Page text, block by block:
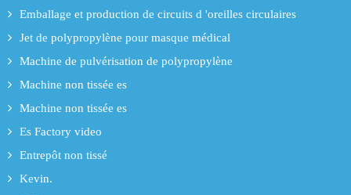
Emballage et production de circuits d 'oreilles circulaires
Jet de polypropylène pour masque médical
Machine de pulvérisation de polypropylène
Machine non tissée es
Machine non tissée es
Es Factory video
Entrepôt non tissé
Kevin.